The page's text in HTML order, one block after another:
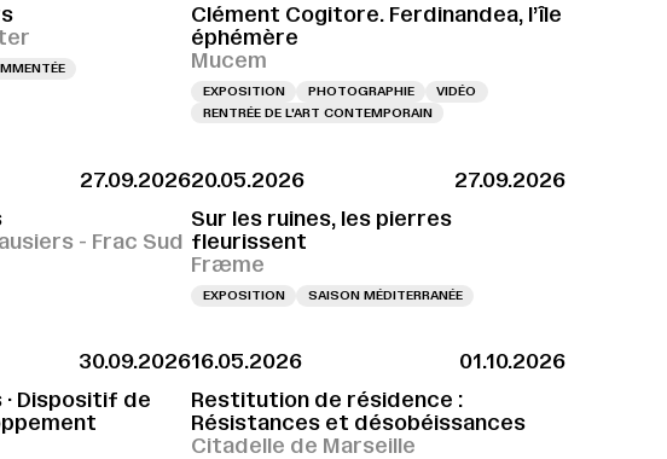
Clément Cogitore. Ferdinandea, l’île
éphémère
Mucem
EXPOSITION PHOTOGRAPHIE
VIDÉO
RENTRÉE DE L'ART CONTEMPORAIN
25.09.2026 À 18H VERNISSAGE LE 25.09.2026 À 18H VERNISSAGE LE 25.09.2026 À 18H
27.09.2026
- Frac Sud
20.05.2026
27.09.2026
Sur les ruines, les pierres
fleurissent
Fræme
EXPOSITION SAISON MÉDITERRANÉE
30.09.2026
· Dispositif de
16.05.2026
01.10.2026
Restitution de résidence :
Résistances et désobéissances
Citadelle de Marseille